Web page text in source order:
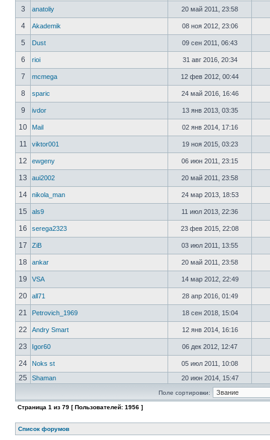
3 anatoliy 20 май 2011, 23:58
4 Akademik 08 ноя 2012, 23:06
5 Dust 09 сен 2011, 06:43
6 rioi 31 авг 2016, 20:34
7 mcmega 12 фев 2012, 00:44
8 sparic 24 май 2016, 16:46
9 ivdor 13 янв 2013, 03:35
10 Mail 02 янв 2014, 17:16
11 viktor001 19 ноя 2015, 03:23
12 ewgeny 06 июн 2011, 23:15
13 aui2002 20 май 2011, 23:58
14 nikola_man 24 мар 2013, 18:53
15 als9 11 июл 2013, 22:36
16 serega2323 23 фев 2015, 22:08
17 ZiB 03 июл 2011, 13:55
18 ankar 20 май 2011, 23:58
19 VSA 14 мар 2012, 22:49
20 all71 28 апр 2016, 01:49
21 Petrovich_1969 18 сен 2018, 15:04
22 Andry Smart 12 янв 2014, 16:16
23 Igor60 06 дек 2012, 12:47
24 Noks st 05 июл 2011, 10:08
25 Shaman 20 июн 2014, 15:47
Поле сортировки:
Страница 1 из 79 [ Пользователей: 1956 ]
Список форумов